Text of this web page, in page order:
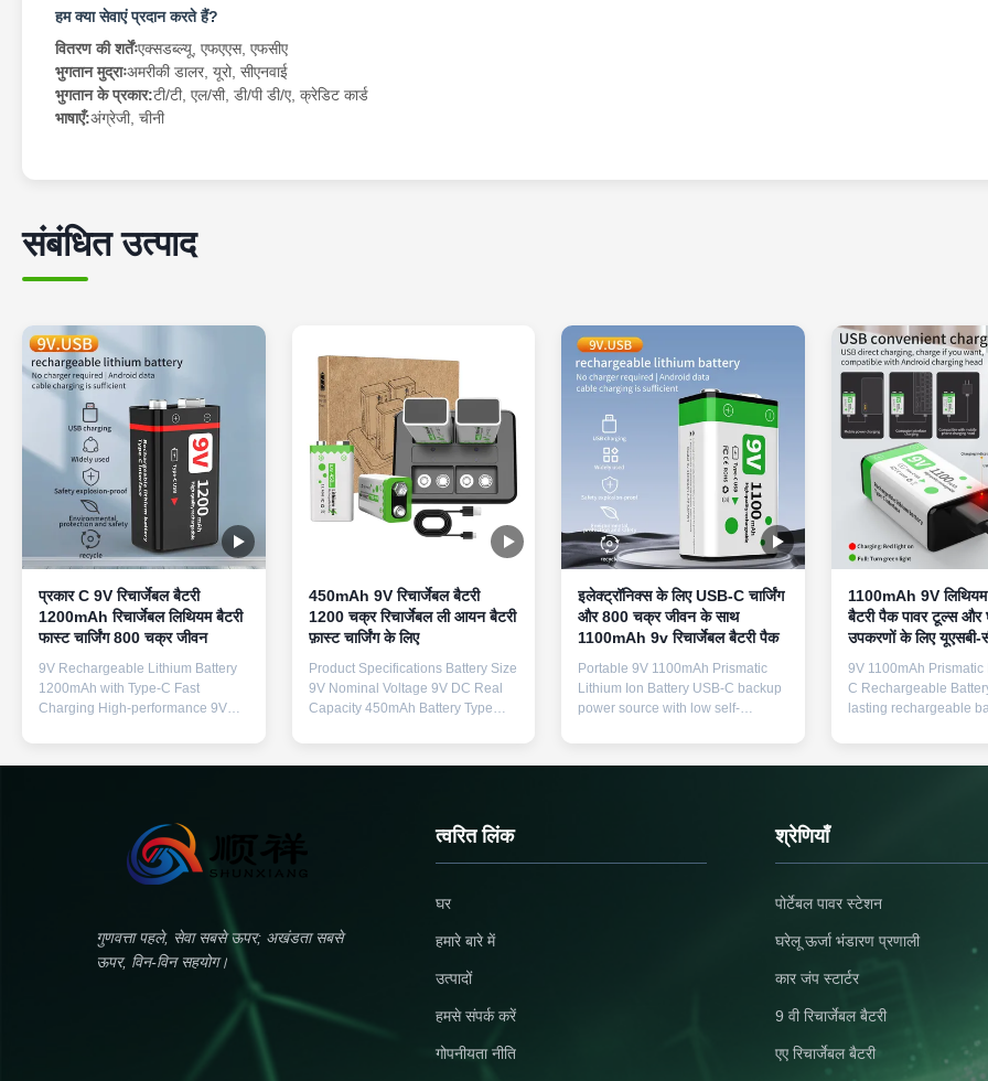
हम क्या सेवाएं प्रदान करते हैं?
वितरण की शर्तेंःएक्सडब्ल्यू, एफएएस, एफसीए
भुगतान मुद्राःअमरीकी डालर, यूरो, सीएनवाई
भुगतान के प्रकार:टी/टी, एल/सी, डी/पी डी/ए, क्रेडिट कार्ड
भाषाएँ:अंग्रेजी, चीनी
संबंधित उत्पाद
प्रकार C 9V रिचार्जेबल बैटरी
1200mAh रिचार्जेबल लिथियम बैटरी
फास्ट चार्जिंग 800 चक्र जीवन
9V Rechargeable Lithium Battery
1200mAh with Type-C Fast
Charging High-performance 9V
featuring Type-C fast charging
technology for efficient power
Input 5V/600mA Output 700mA
(Max) Charging Method Type-C
Charging Product Size 48.5 * 26.5
* 17.5mm Gross Weight 30g Color
Ideal for a wide range of electronic
devices including: Smoke Alarms
Microphones Wire
450mAh 9V रिचार्जेबल बैटरी
1200 चक्र रिचार्जेबल ली आयन बैटरी
फ़ास्ट चार्जिंग के लिए
Product Specifications Battery Size
9V Nominal Voltage 9V DC Real
Capacity 450mAh Battery Type
Lithium-ion Charging Type USB-C
Charging Cycle Life 1200 cycles
Features & Benefits Complete Kit
with 4 High-Cycle Batteries This
value package includes 4 premium
each capable of up to 1200 charge
cycles. The high-capacity 450mAh
batteries provide long
इलेक्ट्रॉनिक्स के लिए USB-C चार्जिंग
और 800 चक्र जीवन के साथ
1100mAh 9v रिचार्जेबल बैटरी पैक
Portable 9V 1100mAh Prismatic
Lithium Ion Battery USB-C backup
power source with low self-
output for reliable performance in
various electronic applications.
LiFePO4 Cell Type Grade-A
1100mAh 9V लिथियम
बैटरी पैक पावर टूल्स और
उपकरणों के लिए यूएसबी-
9V 1100mAh Prismatic
C Rechargeable
lasting rechargeable
smoke detectors,
and various electronic
Technical
Materials LiFePO4 Cell
Type USB-C Charging
800 cycles Operating
-20°C to 80°C Model
09 Applicatio
गुणवत्ता पहले, सेवा सबसे ऊपर; अखंडता सबसे
ऊपर, विन-विन सहयोग।
त्वरित लिंक
घर
हमारे बारे में
उत्पादों
हमसे संपर्क करें
गोपनीयता नीति
श्रेणियाँ
पोर्टेबल पावर स्टेशन
घरेलू ऊर्जा भंडारण प्रणाली
कार जंप स्टार्टर
9 वी रिचार्जेबल बैटरी
एए रिचार्जेबल बैटरी